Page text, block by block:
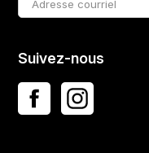
Suivez-nous